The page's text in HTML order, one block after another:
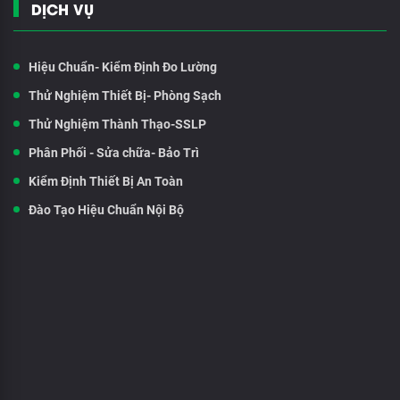
DỊCH VỤ
Hiệu Chuẩn- Kiểm Định Đo Lường
Thử Nghiệm Thiết Bị- Phòng Sạch
Thử Nghiệm Thành Thạo-SSLP
Phân Phối - Sửa chữa- Bảo Trì
Kiểm Định Thiết Bị An Toàn
Đào Tạo Hiệu Chuẩn Nội Bộ